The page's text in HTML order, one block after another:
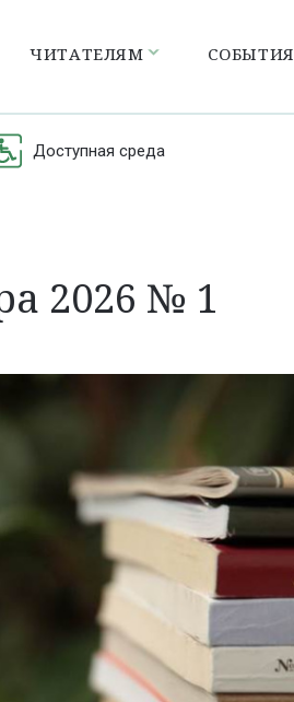
ЧИТАТЕЛЯМ СОБЫТИЯ
Доступная среда
2026 № 1